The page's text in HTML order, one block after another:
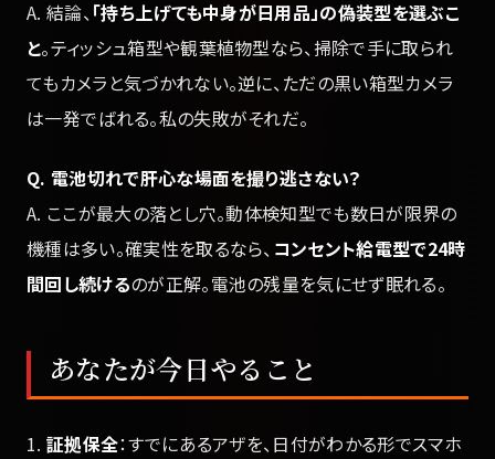
A. 結論、「持ち上げても中身が日用品」の偽装型を選ぶこ
と。ティッシュ箱型や観葉植物型なら、掃除で手に取られ
てもカメラと気づかれない。逆に、ただの黒い箱型カメラ
は一発でばれる。私の失敗がそれだ。
Q. 電池切れで肝心な場面を撮り逃さない？
A. ここが最大の落とし穴。動体検知型でも数日が限界の
機種は多い。確実性を取るなら、 コンセント給電型で24時
間回し続けるのが正解。電池の残量を気にせず眠れる。
あなたが今日やること
1. 証拠保全：すでにあるアザを、日付がわかる形でスマホ